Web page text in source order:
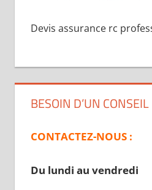
Devis assurance rc
BESOIN D’UN CONSEIL
CONTACTEZ-NOUS :
Du lundi au vendredi